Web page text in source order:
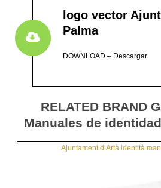
logo vector
Palma
DOWNLOAD – Descargar
RELATED BRAND
Manuales de
Ajuntament d’Artà identità